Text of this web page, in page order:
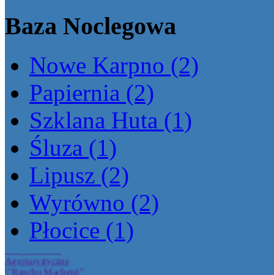
Baza Noclegowa
Nowe Karpno (2)
Papiernia (2)
Szklana Huta (1)
Śluza (1)
Lipusz (2)
Wyrówno (2)
Płocice (1)
Siedlisko Malwy Kasia
Michalczewska
Gospodarstwo
Agroturystyczne